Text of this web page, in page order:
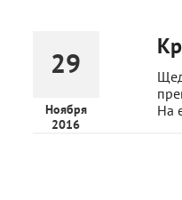
29
Ноября
2016
На